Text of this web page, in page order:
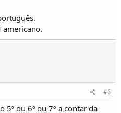
americano.
#6
5º ou 6º ou 7º a contar da